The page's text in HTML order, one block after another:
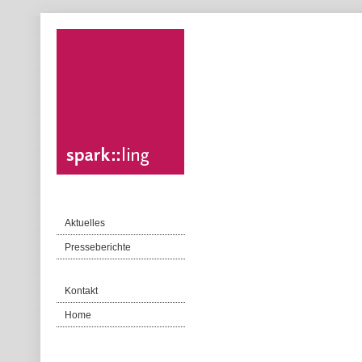
Aktuelles
Presseberichte
Kontakt
Home